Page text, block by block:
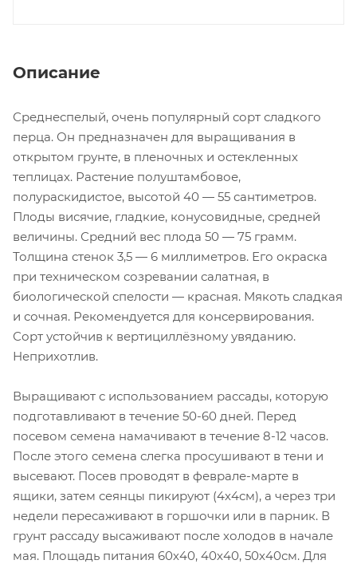
Описание
Среднеспелый, очень популярный сорт сладкого
перца. Он предназначен для выращивания в
открытом грунте, в пленочных и остекленных
теплицах. Растение полуштамбовое,
полураскидистое, высотой 40 — 55 сантиметров.
Плоды висячие, гладкие, конусовидные, средней
величины. Средний вес плода 50 — 75 грамм.
Толщина стенок 3,5 — 6 миллиметров. Его окраска
при техническом созревании салатная, в
биологической спелости — красная. Мякоть сладкая
и сочная. Рекомендуется для консервирования.
Сорт устойчив к вертициллёзному увяданию.
Неприхотлив.
Выращивают с использованием рассады, которую
подготавливают в течение 50-60 дней. Перед
посевом семена намачивают в течение 8-12 часов.
После этого семена слегка просушивают в тени и
высевают. Посев проводят в феврале-марте в
ящики, затем сеянцы пикируют (4х4см), а через три
недели пересаживают в горшочки или в парник. В
грунт рассаду высаживают после холодов в начале
мая. Площадь питания 60х40, 40х40, 50х40см. Для